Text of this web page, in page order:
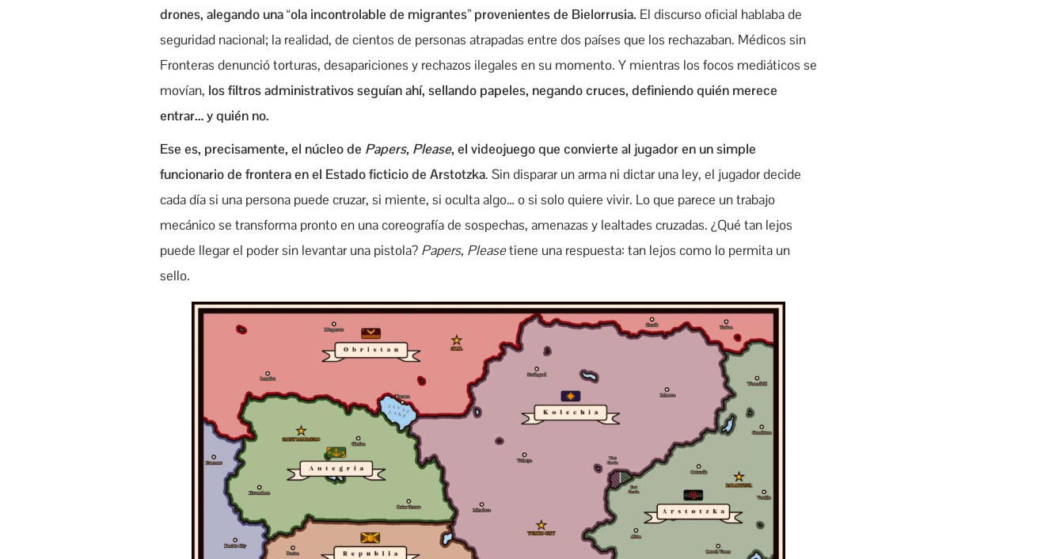
drones, alegando una “ola incontrolable de migrantes” provenientes de Bielorrusia. El discurso oficial hablaba de
seguridad nacional; la realidad, de cientos de personas atrapadas entre dos países que los rechazaban. Médicos sin
Fronteras denunció torturas, desapariciones y rechazos ilegales en su momento. Y mientras los focos mediáticos se
movían, los filtros administrativos seguían ahí, sellando papeles, negando cruces, definiendo quién merece
entrar… y quién no.
Ese es, precisamente, el núcleo de Papers, Please, el videojuego que convierte al jugador en un simple
funcionario de frontera en el Estado ficticio de Arstotzka. Sin disparar un arma ni dictar una ley, el jugador decide
cada día si una persona puede cruzar, si miente, si oculta algo… o si solo quiere vivir. Lo que parece un trabajo
mecánico se transforma pronto en una coreografía de sospechas, amenazas y lealtades cruzadas. ¿Qué tan lejos
puede llegar el poder sin levantar una pistola? Papers, Pleasetiene una respuesta: tan lejos como lo permita un
sello.